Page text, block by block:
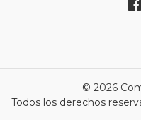
© 2026
Todos los derechos